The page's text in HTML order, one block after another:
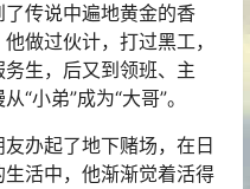
传说中遍地黄金的香
做过伙计，打过黑工，
生，后又到领班、主
“小弟”成为“大哥”。
办起了地下赌场，在日
活中，他渐渐觉着活得